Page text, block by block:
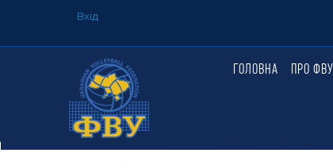
основного
MENU
Вхід
ГОЛОВНЕГОЛОВНА ПРО ФВУ